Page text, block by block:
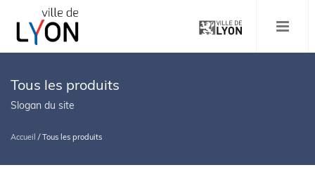
contenu
principal
MENU
Tous les produits
Slogan du site
Accueil / Tous les produits